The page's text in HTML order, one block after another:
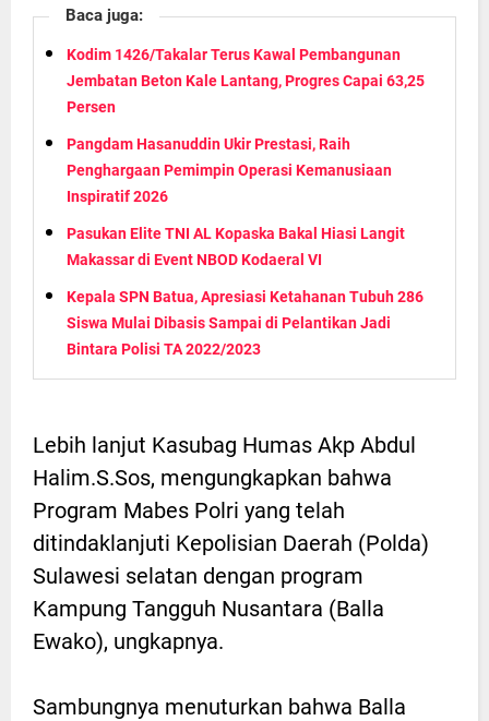
Baca juga:
Kodim 1426/Takalar Terus Kawal Pembangunan
Jembatan Beton Kale Lantang, Progres Capai 63,25
Persen
Pangdam Hasanuddin Ukir Prestasi, Raih
Penghargaan Pemimpin Operasi Kemanusiaan
Inspiratif 2026
Pasukan Elite TNI AL Kopaska Bakal Hiasi Langit
Makassar di Event NBOD Kodaeral VI
Kepala SPN Batua, Apresiasi Ketahanan Tubuh 286
Siswa Mulai Dibasis Sampai di Pelantikan Jadi
Bintara Polisi TA 2022/2023
Lebih lanjut Kasubag Humas Akp Abdul
Halim.S.Sos, mengungkapkan bahwa
Program Mabes Polri yang telah
ditindaklanjuti Kepolisian Daerah (Polda)
Sulawesi selatan dengan program
Kampung Tangguh Nusantara (Balla
Ewako), ungkapnya.
Sambungnya menuturkan bahwa Balla